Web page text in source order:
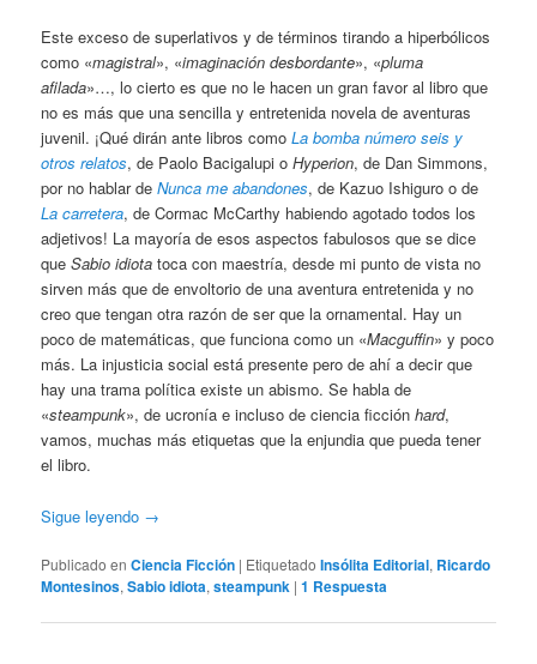
Este exceso de superlativos y de términos tirando a hiperbólicos
como «magistral», «imaginación desbordante», «pluma
afilada»…, lo cierto es que no le hacen un gran favor al libro que
no es más que una sencilla y entretenida novela de aventuras
juvenil. ¡Qué dirán ante libros comoLa bomba número seis y
otros relatos, de Paolo Bacigalupi oHyperion, de Dan Simmons,
por no hablar deNunca me abandones, de Kazuo Ishiguro o de
La carretera, de Cormac McCarthy habiendo agotado todos los
adjetivos! La mayoría de esos aspectos fabulosos que se dice
queSabio idiota toca con maestría, desde mi punto de vista no
sirven más que de envoltorio de una aventura entretenida y no
creo que tengan otra razón de ser que la ornamental. Hay un
poco de matemáticas, que funciona como un «Macguffin» y poco
más. La injusticia social está presente pero de ahí a decir que
hay una trama política existe un abismo. Se habla de
«steampunk», de ucronía e incluso de ciencia ficciónhard,
vamos, muchas más etiquetas que la enjundia que pueda tener
el libro.
Sigue leyendo →
Publicado en Ciencia Ficción | Etiquetado Insólita Editorial, Ricardo
Montesinos,Sabio idiota,steampunk |1 Respuesta